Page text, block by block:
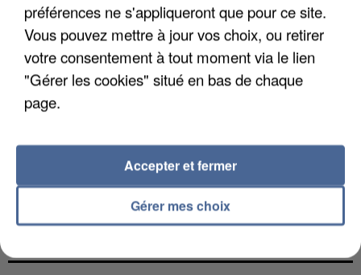
L’UN DES FONDATEURS SUPPOSÉS DE LA DZ
MAFIA INTERPELLÉ EN ALGÉRIE
préférences ne s'appliqueront que pour ce site.
Vous pouvez mettre à jour vos choix, ou retirer
votre consentement à tout moment via le lien
"Gérer les cookies" situé en bas de chaque
page.
Gérer mes choix
Accepter et fermer